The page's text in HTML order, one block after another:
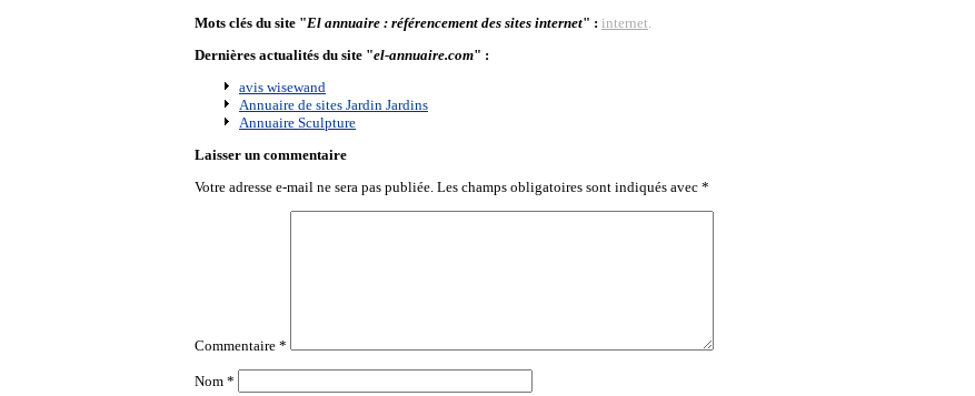
Mots clés du site "El annuaire : référencement des sites internet" : internet.
Dernières actualités du site "el-annuaire.com" :
avis wisewand
Annuaire de sites Jardin Jardins
Annuaire Sculpture
Laisser un commentaire
Votre adresse e-mail ne sera pas publiée. Les champs obligatoires sont indiqués avec *
Commentaire *
Nom *